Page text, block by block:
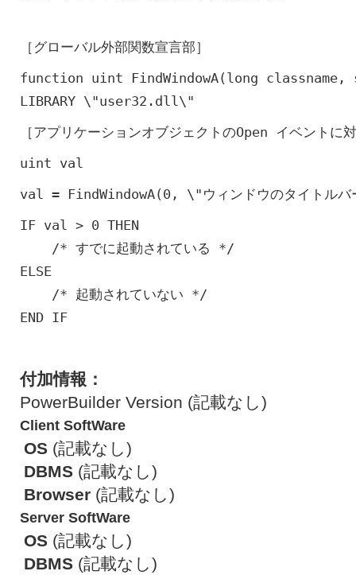
［グローバル外部関数宣言部］
function uint FindWindowA(long classname,
LIBRARY \"user32.dll\"
［アプリケーションオブジェクトのOpen イベントに
uint val
val = FindWindowA(0, \"ウィンドウのタイトルバ
IF val > 0 THEN
/* すでに起動されている */
ELSE
/* 起動されていない */
END IF
付加情報：
PowerBuilder Version (記載なし)
Client SoftWare
OS (記載なし)
DBMS (記載なし)
Browser (記載なし)
Server SoftWare
OS (記載なし)
DBMS (記載なし)